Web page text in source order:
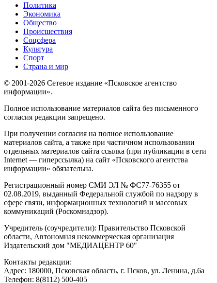
Политика
Экономика
Общество
Происшествия
Соцсфера
Культура
Спорт
Страна и мир
© 2001-2026 Сетевое издание «Псковское агентство
информации».
Полное использование материалов сайта без письменного
согласия редакции запрещено.
При получении согласия на полное использование
материалов сайта, а также при частичном использовании
отдельных материалов сайта ссылка (при публикации в сети
Internet — гиперссылка) на сайт «Псковского агентства
информации» обязательна.
Регистрационный номер СМИ ЭЛ № ФС77-76355 от
02.08.2019, выданный Федеральной службой по надзору в
сфере связи, информационных технологий и массовых
коммуникаций (Роскомнадзор).
Учредитель (соучредители): Правительство Псковской
области, Автономная некоммерческая организация
Издательский дом "МЕДИАЦЕНТР 60"
Контакты редакции:
Адреc: 180000, Псковская область, г. Псков, ул. Ленина, д.6а
Телефон: 8(8112) 500-405